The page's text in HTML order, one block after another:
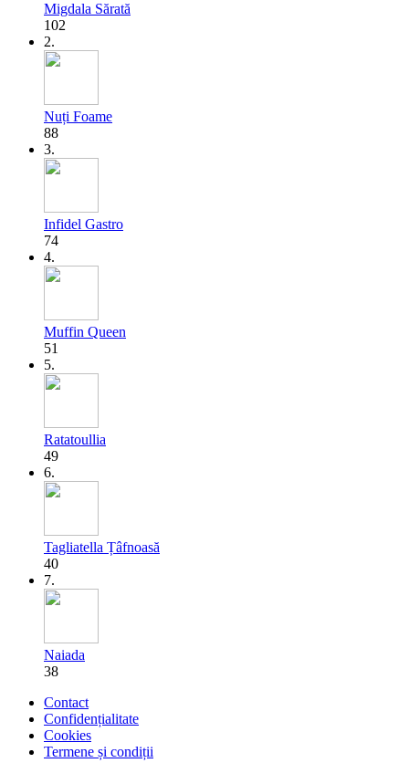
Migdala Sărată
102
2.
Nuți Foame
88
3.
Infidel Gastro
74
4.
Muffin Queen
51
5.
Ratatoullia
49
6.
Tagliatella Țâfnoasă
40
7.
Naiada
38
Contact
Confidențialitate
Cookies
Termene și condiții